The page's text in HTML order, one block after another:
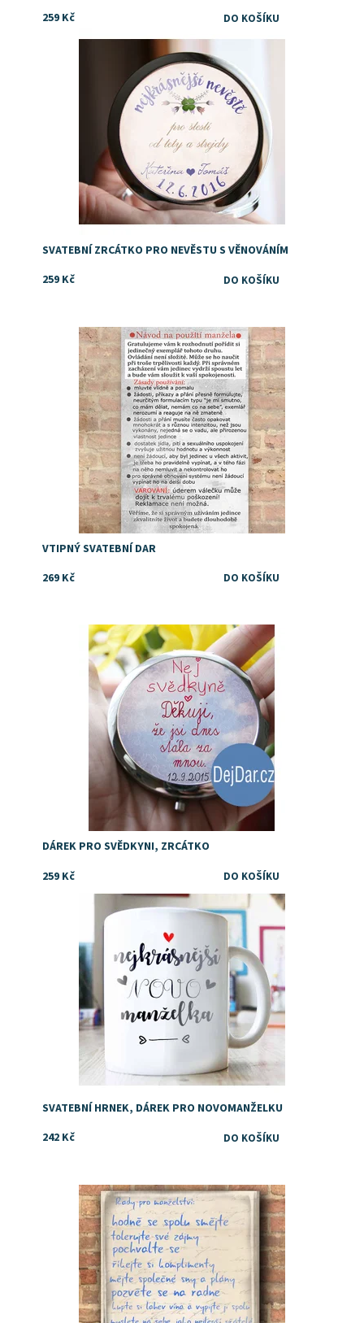
259 Kč
SVATEBNÍ ZRCÁTKO PRO NEVĚSTU S VĚNOVÁNÍM
259 Kč
Dostupnost: Skladem
VTIPNÝ SVATEBNÍ DAR
269 Kč
Dostupnost: Skladem
DÁREK PRO SVĚDKYNI, ZRCÁTKO
259 Kč
Dostupnost:
Skladem
DejDar
SVATEBNÍ HRNEK, DÁREK PRO NOVOMANŽELKU
242 Kč
Dostupnost: Skladem